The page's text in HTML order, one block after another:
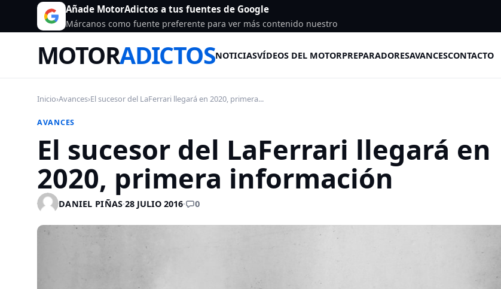
Añade MotorAdictos a tus fuentes de Google
Márcanos como fuente preferente para ver más contenido nuestro
MOTORADICTOSNOTICIASVÍDEOS DEL MOTORPREPARADORESAVANCESCONTACTO
Inicio›Avances›El sucesor del LaFerrari llegará en 2020, primera...
AVANCES
El sucesor del LaFerrari llegará en
2020, primera información
DANIEL PIÑAS·28 JULIO 2016· 0